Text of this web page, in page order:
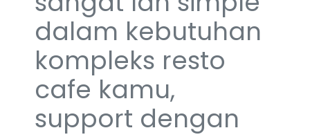
dalam kebutuhan
kompleks resto
cafe kamu,
support dengan